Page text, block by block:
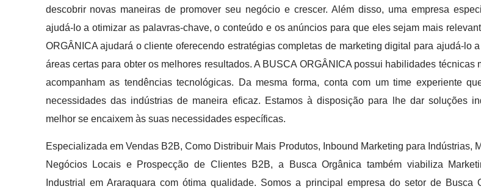
descobrir novas maneiras de promover seu negócio e crescer. Além disso, uma empresa
ajudá-lo a otimizar as palavras-chave, o conteúdo e os anúncios para que eles sejam mais
ORGÂNICA ajudará o cliente oferecendo estratégias completas de marketing digital para ajudá-lo
áreas certas para obter os melhores resultados. A BUSCA ORGÂNICA possui habilidades técnicas
acompanham as tendências tecnológicas. Da mesma forma, conta com um time experiente
necessidades das indústrias de maneira eficaz. Estamos à disposição para lhe dar soluções
melhor se encaixem às suas necessidades específicas.
Especializada em Vendas B2B, Como Distribuir Mais Produtos, Inbound Marketing para Indústrias,
Negócios Locais e Prospecção de Clientes B2B, a Busca Orgânica também viabiliza
Industrial em Araraquara com ótima qualidade. Somos a principal empresa do setor de Busca